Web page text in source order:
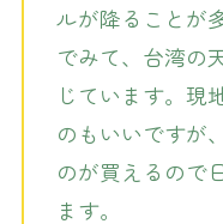
ルが降ることが
でみて、台湾の
じています。現
のもいいですが
のが買えるので
ます。